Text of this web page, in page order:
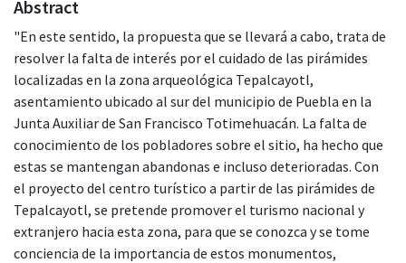
Abstract
"En este sentido, la propuesta que se llevará a cabo, trata de
resolver la falta de interés por el cuidado de las pirámides
localizadas en la zona arqueológica Tepalcayotl,
asentamiento ubicado al sur del municipio de Puebla en la
Junta Auxiliar de San Francisco Totimehuacán. La falta de
conocimiento de los pobladores sobre el sitio, ha hecho que
estas se mantengan abandonas e incluso deterioradas. Con
el proyecto del centro turístico a partir de las pirámides de
Tepalcayotl, se pretende promover el turismo nacional y
extranjero hacia esta zona, para que se conozca y se tome
conciencia de la importancia de estos monumentos,